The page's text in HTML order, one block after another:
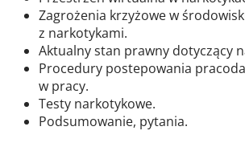
Zagrożenia krzyżowe w
z narkotykami.
Aktualny stan prawny dotyczący
Procedury postepowania
w pracy.
Testy narkotykowe.
Podsumowanie, pytania.